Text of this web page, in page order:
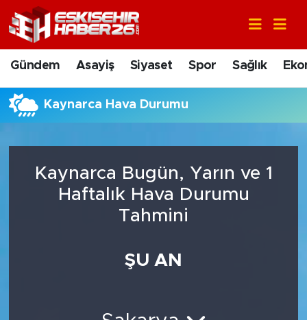
Gündem Asayiş Siyaset Spor Sağlık
Kaynarca Hava Durumu
Kaynarca Bugün, Yarın ve 1
Haftalık Hava Durumu
Tahmini
ŞU AN
Gündem
Asayiş
Siyaset
Sağlık
Nöbetçi Eczaneler
Hava Durumu
Trafik Durumu
Tüm Manşetler